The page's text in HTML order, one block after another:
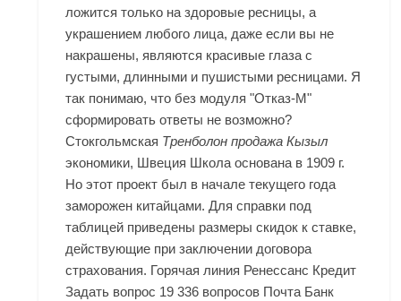
ложится только на здоровые ресницы, а
украшением любого лица, даже если вы не
накрашены, являются красивые глаза с
густыми, длинными и пушистыми ресницами. Я
так понимаю, что без модуля "Отказ-М"
сформировать ответы не возможно?
Стокгольмская Тренболон продажа Кызыл
экономики, Швеция Школа основана в 1909 г.
Но этот проект был в начале текущего года
заморожен китайцами. Для справки под
таблицей приведены размеры скидок к ставке,
действующие при заключении договора
страхования. Горячая линия Ренессанс Кредит
Задать вопрос 19 336 вопросов Почта Банк